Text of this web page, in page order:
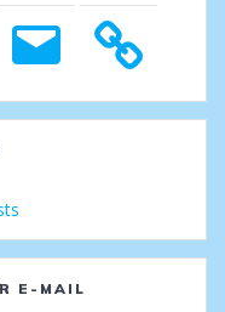
E-
mail
E-MAIL